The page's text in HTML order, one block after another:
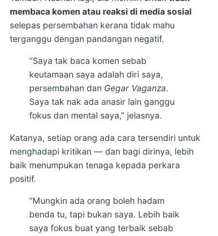
membaca komen atau reaksi di media sosial
selepas persembahan kerana tidak mahu
terganggu dengan pandangan negatif.
“Saya tak baca komen sebab
keutamaan saya adalah diri saya,
persembahan dan Gegar Vaganza.
Saya tak nak ada anasir lain ganggu
fokus dan mental saya,” jelasnya.
Katanya, setiap orang ada cara tersendiri untuk
menghadapi kritikan — dan bagi dirinya, lebih
baik menumpukan tenaga kepada perkara
positif.
“Mungkin ada orang boleh hadam
benda tu, tapi bukan saya. Lebih baik
saya fokus buat yang terbaik sebab